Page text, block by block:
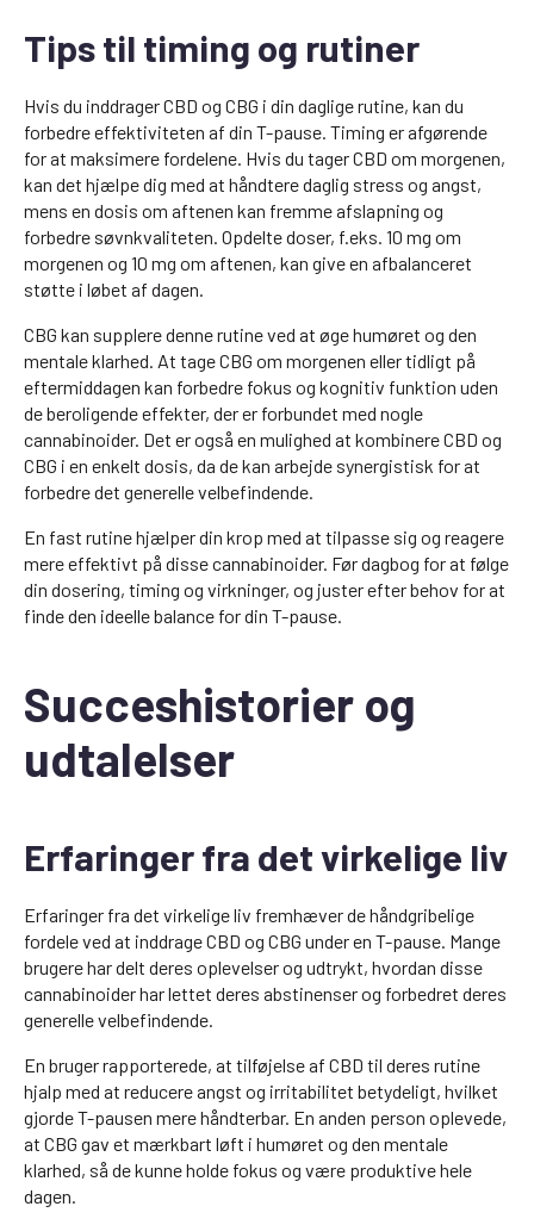
Tips til timing og rutiner
Hvis du inddrager CBD og CBG i din daglige rutine, kan du
forbedre effektiviteten af din T-pause. Timing er afgørende
for at maksimere fordelene. Hvis du tager CBD om morgenen,
kan det hjælpe dig med at håndtere daglig stress og angst,
mens en dosis om aftenen kan fremme afslapning og
forbedre søvnkvaliteten. Opdelte doser, f.eks. 10 mg om
morgenen og 10 mg om aftenen, kan give en afbalanceret
støtte i løbet af dagen.
CBG kan supplere denne rutine ved at øge humøret og den
mentale klarhed. At tage CBG om morgenen eller tidligt på
eftermiddagen kan forbedre fokus og kognitiv funktion uden
de beroligende effekter, der er forbundet med nogle
cannabinoider. Det er også en mulighed at kombinere CBD og
CBG i en enkelt dosis, da de kan arbejde synergistisk for at
forbedre det generelle velbefindende.
En fast rutine hjælper din krop med at tilpasse sig og reagere
mere effektivt på disse cannabinoider. Før dagbog for at følge
din dosering, timing og virkninger, og juster efter behov for at
finde den ideelle balance for din T-pause.
Succeshistorier og
udtalelser
Erfaringer fra det virkelige liv
Erfaringer fra det virkelige liv fremhæver de håndgribelige
fordele ved at inddrage CBD og CBG under en T-pause. Mange
brugere har delt deres oplevelser og udtrykt, hvordan disse
cannabinoider har lettet deres abstinenser og forbedret deres
generelle velbefindende.
En bruger rapporterede, at tilføjelse af CBD til deres rutine
hjalp med at reducere angst og irritabilitet betydeligt, hvilket
gjorde T-pausen mere håndterbar. En anden person oplevede,
at CBG gav et mærkbart løft i humøret og den mentale
klarhed, så de kunne holde fokus og være produktive hele
dagen.